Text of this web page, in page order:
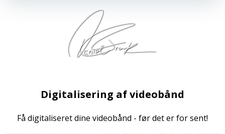
Digitalisering af videobånd
Få digitaliseret dine videobånd - før det er for sent!